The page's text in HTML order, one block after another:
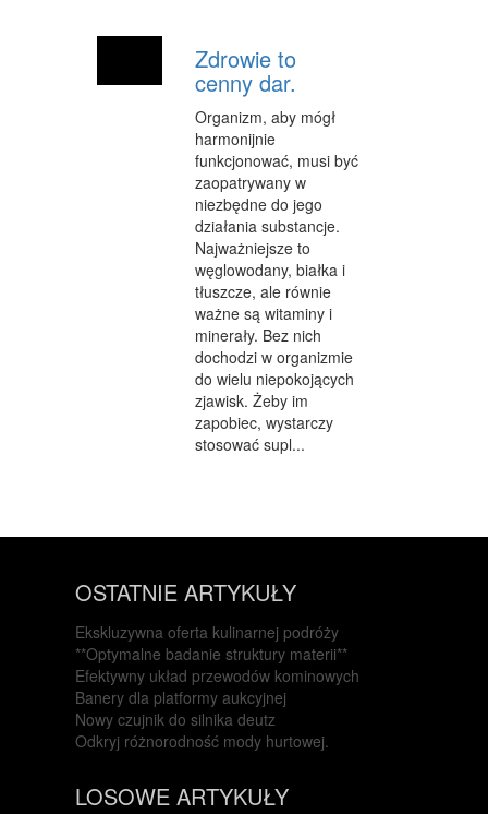
Zdrowie to
cenny dar.
Organizm, aby mógł
harmonijnie
funkcjonować, musi być
zaopatrywany w
niezbędne do jego
działania substancje.
Najważniejsze to
węglowodany, białka i
tłuszcze, ale równie
ważne są witaminy i
minerały. Bez nich
dochodzi w organizmie
do wielu niepokojących
zjawisk. Żeby im
zapobiec, wystarczy
stosować supl...
OSTATNIE ARTYKUŁY
Ekskluzywna oferta kulinarnej podróży
**Optymalne badanie struktury materii**
Efektywny układ przewodów kominowych
Banery dla platformy aukcyjnej
Nowy czujnik do silnika deutz
Odkryj różnorodność mody hurtowej.
LOSOWE ARTYKUŁY